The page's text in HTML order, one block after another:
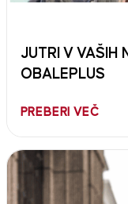
JUTRI V VAŠIH
OBALEPLUS
PREBERI VEČ